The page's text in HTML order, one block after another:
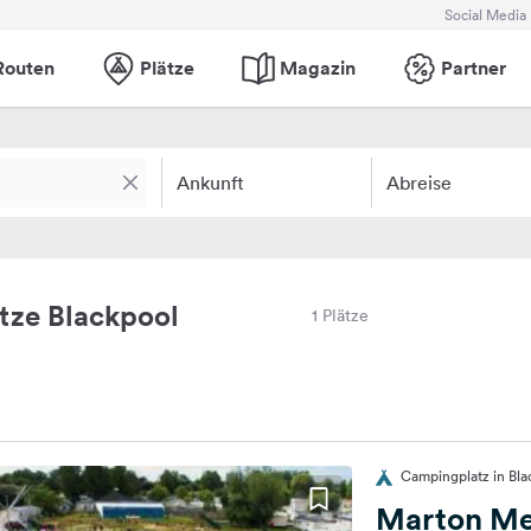
Social Media
Plätze Magazin Partner
Ankunft Abreise
Blackpool 1 Plätze
Campingplatz in
Marton